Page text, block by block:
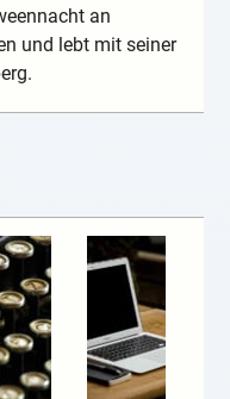
an
und lebt mit seiner